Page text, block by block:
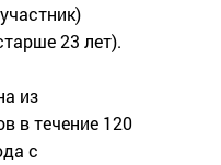
23 лет).
из
в течение 120
с